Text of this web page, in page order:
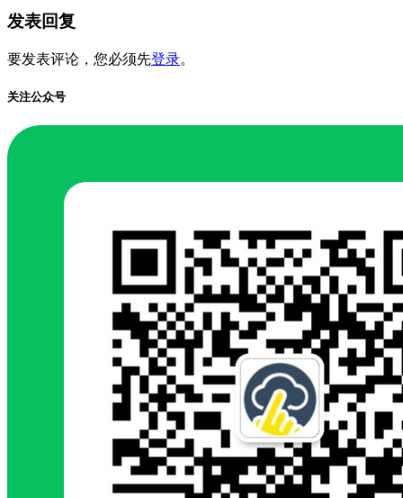
发表回复
要发表评论，您必须先登录。
关注公众号